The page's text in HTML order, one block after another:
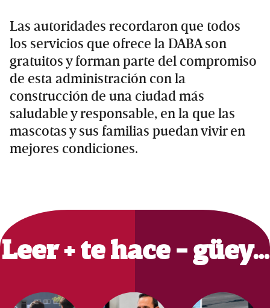
Las autoridades recordaron que todos
los servicios que ofrece la DABA son
gratuitos y forman parte del compromiso
de esta administración con la
construcción de una ciudad más
saludable y responsable, en la que las
mascotas y sus familias puedan vivir en
mejores condiciones.
Primary
Sidebar
Leer + te hace - güey…